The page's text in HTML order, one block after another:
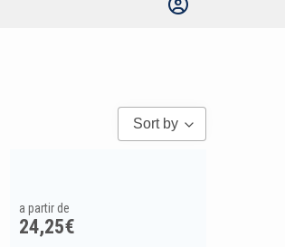
Sort by
a partir de
24,25€